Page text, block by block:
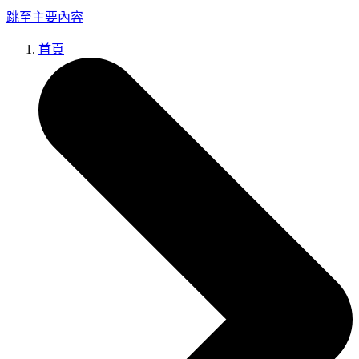
跳至主要內容
首頁